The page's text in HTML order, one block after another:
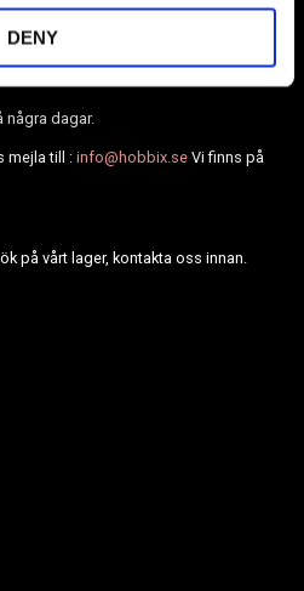
DENY
& tillbehör. Vi har också
läder, BioThane, webbing och
några dagar.
mejla till :info@hobbix.se Vi finns på
på vårt lager, kontakta oss innan.